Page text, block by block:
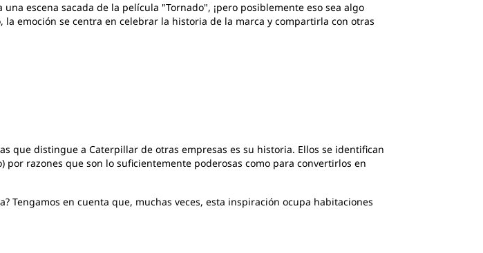
escena sacada de la película "Tornado", ¡pero posiblemente eso sea algo
emoción se centra en celebrar la historia de la marca y compartirla con otras
que distingue a Caterpillar de otras empresas es su historia. Ellos se identifican
razones que son lo suficientemente poderosas como para convertirlos en
Tengamos en cuenta que, muchas veces, esta inspiración ocupa habitaciones